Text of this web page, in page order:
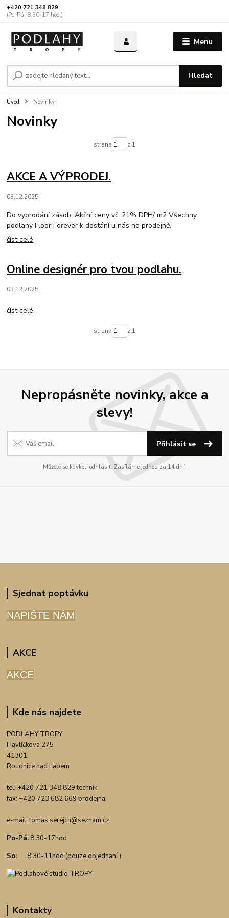
Menu
Hledat
+420 721 348 829
(Po-Pá, 8:30-17 hod.)
Úvod Novinky
Novinky
strana z 1
AKCE A VÝPRODEJ.
03.12.2025
Do vyprodání zásob. Akční ceny vč. 21% DPH/ m2 Všechny
podlahy Floor Forever k dostání u nás na prodejně.
číst celé
Online designér pro tvou podlahu.
03.12.2025
číst celé
strana z 1
Nepropásněte novinky, akce a
slevy!
Přihlásit se
Můžete se kdykoli odhlásit. Zasíláme jednou za 14 dní.
Sjednat poptávku
NAPIŠTE NÁM
AKCE
AKCE
Kde nás najdete
PODLAHY TROPY
Havlíčkova 275
41301
Roudnice nad Labem
tel: +420 721 348 829 technik
fax: +420 723 682 669 prodejna
e-mail:tomas.serejch@seznam.cz
Po-Pá: 8:30-17hod
So:
8:30-11hod (pouze objednaní )
Kontakty